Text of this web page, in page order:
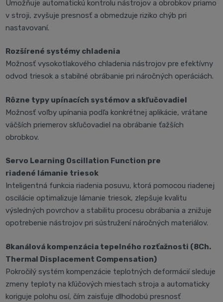
Umožňuje automatickú kontrolu nástrojov a obrobkov priamo
v stroji, zvyšuje presnosť a obmedzuje riziko chýb pri
nastavovaní.
Rozšírené systémy chladenia
Možnosť vysokotlakového chladenia nástrojov pre efektívny
odvod triesok a stabilné obrábanie pri náročných operáciách.
Rôzne typy upínacích systémov a skľučovadiel
Možnosť voľby upínania podľa konkrétnej aplikácie, vrátane
väčších priemerov skľučovadiel na obrábanie ťažších
obrobkov.
Servo Learning Oscillation Function pre
riadené lámanie triesok
Inteligentná funkcia riadenia posuvu, ktorá pomocou riadenej
oscilácie optimalizuje lámanie triesok, zlepšuje kvalitu
výsledných povrchov a stabilitu procesu obrábania a znižuje
opotrebenie nástrojov pri sústružení náročných materiálov.
8kanálová kompenzácia tepelného rozťažnosti (8Ch.
Thermal Displacement Compensation)
Pokročilý systém kompenzácie teplotných deformácií sleduje
zmeny teploty na kľúčových miestach stroja a automaticky
koriguje polohu osí, čím zaisťuje dlhodobú presnosť